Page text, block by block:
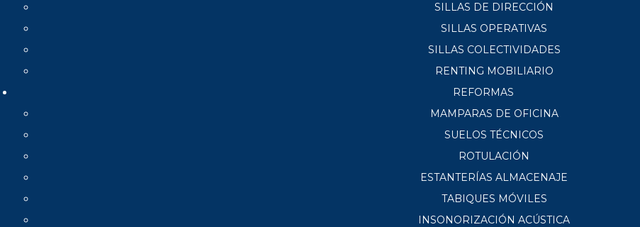
SILLAS DE DIRECCIÓN
SILLAS OPERATIVAS
SILLAS COLECTIVIDADES
RENTING MOBILIARIO
REFORMAS
MAMPARAS DE OFICINA
SUELOS TÉCNICOS
ROTULACIÓN
ESTANTERÍAS ALMACENAJE
TABIQUES MÓVILES
INSONORIZACIÓN ACÚSTICA